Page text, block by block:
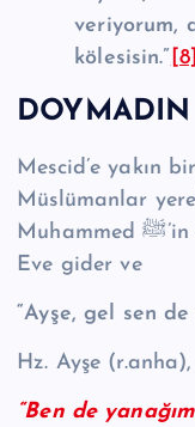
veriyorum,
kölesisin.” [8]
Mescid’e yakın
Müslümanlar
Muhammed ﷺ’in aklına eşi Ayşe (r.anha) gelir.
Eve gider ve
“Ayşe, gel sen de
Hz. Ayşe (r.anha),
“Ben de